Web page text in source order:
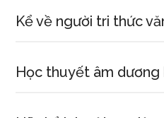
Kể về người tri thức
Học thuyết âm